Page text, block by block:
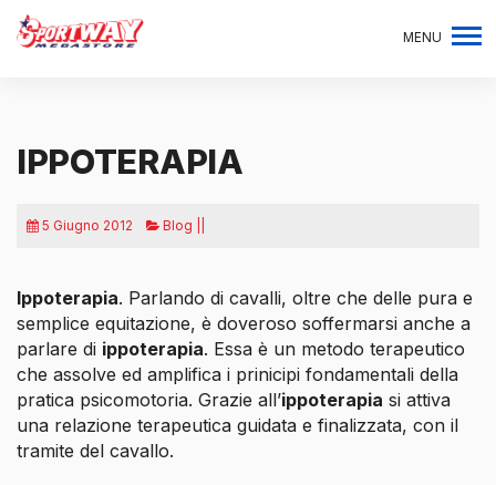
MENU
IPPOTERAPIA
5 Giugno 2012 Blog ||
Ippoterapia. Parlando di cavalli, oltre che delle pura e
semplice equitazione, è doveroso soffermarsi anche a
parlare di ippoterapia. Essa è un metodo terapeutico
che assolve ed amplifica i prinicipi fondamentali della
pratica psicomotoria. Grazie all’ippoterapia si attiva
una relazione terapeutica guidata e finalizzata, con il
tramite del cavallo.